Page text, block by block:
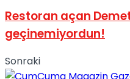
View All Result
Restoran açan Demet
geçinemiyordun!
Sonraki